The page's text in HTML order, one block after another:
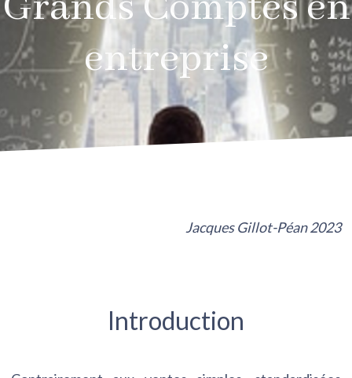
entreprise
entreprise
Jacques Gillot-Péan 2023
Introduction